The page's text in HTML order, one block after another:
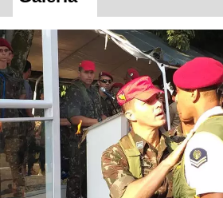
Formatura do Treinamento